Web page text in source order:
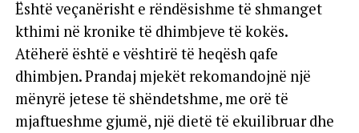
Është veçanërisht e rëndësishme të shmanget
kthimi në kronike të dhimbjeve të kokës.
Atëherë është e vështirë të heqësh qafe
dhimbjen. Prandaj mjekët rekomandojnë një
mënyrë jetese të shëndetshme, me orë të
mjaftueshme gjumë, një dietë të ekuilibruar dhe